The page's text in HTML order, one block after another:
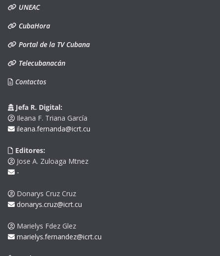
UNEAC
CubaHora
Portal de la TV Cubana
Telecubanacán
Contactos
Jefa R. Digital:
Ileana F. Triana García
ileana.fernanda@icrt.cu
Editores:
Jose A. Zuloaga Mtnez
-
Donarys Cruz Cruz
donarys.cruz@icrt.cu
Marielys Fdez Glez
marielys.fernandez@icrt.cu